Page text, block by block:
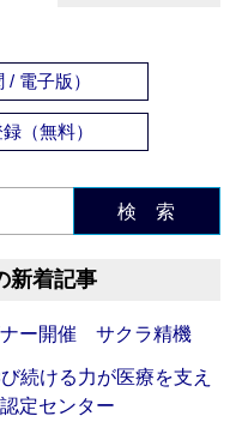
電子版）
（無料）
検 索
新着記事
ナー開催 サクラ精機
続ける力が医療を支え
定センター